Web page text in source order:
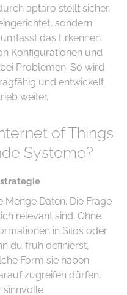
aptaro stellt sicher,
sondern
das Erkennen
Konfigurationen und
Problemen. So wird
und entwickelt
weiter.
of Things
Systeme?
Daten. Die Frage
relevant sind. Ohne
in Silos oder
du früh definierst,
Form sie haben
zugreifen dürfen,
sinnvolle